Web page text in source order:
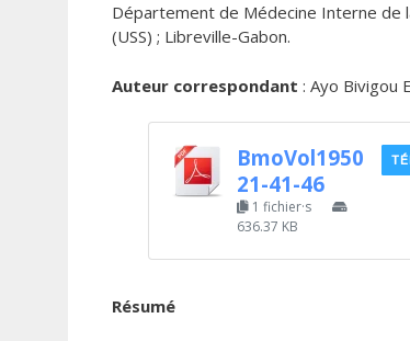
Département de Médecine Interne de
(USS) ; Libreville-Gabon.
Auteur correspondant : Ayo Bivigou
BmoVol1950
21-41-46
1 fichier·s
636.37 KB
Résumé